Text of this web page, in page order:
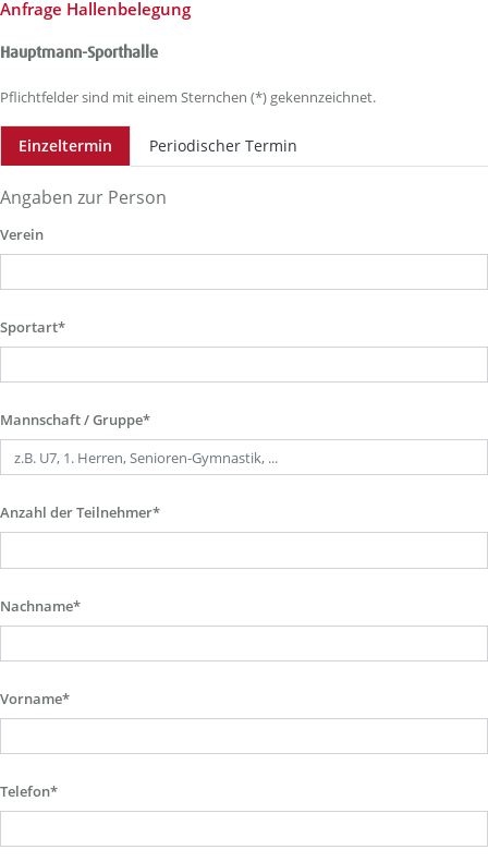
Anfrage Hallenbelegung
Hauptmann-Sporthalle
Pflichtfelder sind mit einem Sternchen (*) gekennzeichnet.
Einzeltermin Periodischer Termin
Angaben zur Person
Verein
Sportart*
Mannschaft / Gruppe*
Anzahl der Teilnehmer*
Nachname*
Vorname*
Telefon*